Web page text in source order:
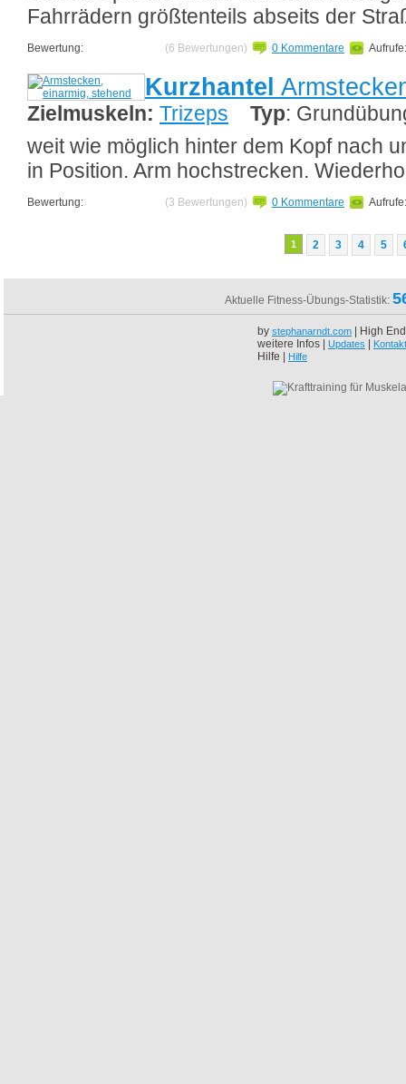
Fahrrädern größtenteils abseits der
Bewertung: (6 Bewertungen) 0 Kommentare
Kurzhantel
Zielmuskeln: Trizeps Typ:
weit wie möglich hinter dem Kopf nach
in Position. Arm hochstrecken.
Bewertung: (3 Bewertungen) 0 Kommentare
5
4
3
2
1
Aktuelle Fitness-Übungs-Statistik:
by stephanarndt.com | High
weitere Infos | Updates Kontakt
Hilfe | Hilfe